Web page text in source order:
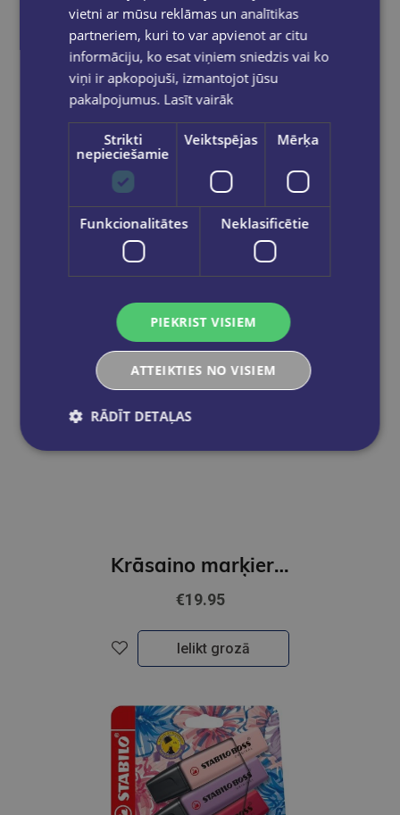
€6.95
Ielikt grozā
Krāsaino marķieru komplekts STABILO BOSS ORIGINAL NatureCOLORS Wildflower, iepakojumā 10 gab.
€19.95
Ielikt grozā
vietni ar mūsu reklāmas un analītikas
partneriem, kuri to var apvienot ar citu
informāciju, ko esat viņiem sniedzis vai ko
viņi ir apkopojuši, izmantojot jūsu
pakalpojumus. Lasīt vairāk
Strikti
nepieciešamie
Veiktspējas Mērķa
Funkcionalitātes Neklasificētie
PIEKRIST VISIEM
ATTEIKTIES NO VISIEM
RĀDĪT DETAĻAS